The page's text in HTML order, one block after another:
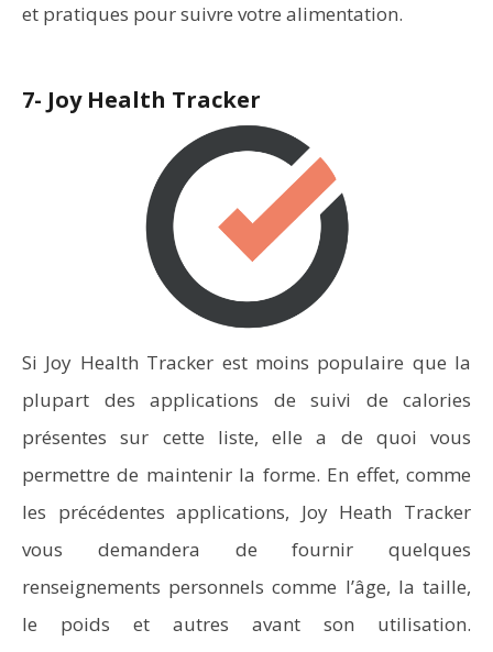
et pratiques pour suivre votre alimentation.
7- Joy Health Tracker
Si Joy Health Tracker est moins populaire que la
plupart des applications de suivi de calories
présentes sur cette liste, elle a de quoi vous
permettre de maintenir la forme. En effet, comme
les précédentes applications, Joy Heath Tracker
vous demandera de fournir quelques
renseignements personnels comme l’âge, la taille,
le poids et autres avant son utilisation.